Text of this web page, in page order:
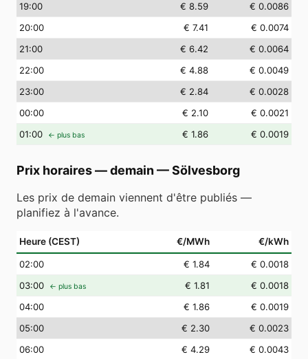
19:00 € 8.59
€ 0.0086
20:00 € 7.41
€ 0.0074
21:00 € 6.42
€ 0.0064
22:00 € 4.88
€ 0.0049
23:00 € 2.84
€ 0.0028
00:00 € 2.10
€ 0.0021
01:00 ← plus bas € 1.86 € 0.0019
Prix horaires — demain —Sölvesborg
Les prix de demain viennent d'être publiés —
planifiez à l'avance.
Heure (CEST) €/MWh €/kWh
02:00 € 1.84
€ 0.0018
03:00 ← plus bas € 1.81
€ 0.0018
04:00 € 1.86
€ 0.0019
05:00 € 2.30
€ 0.0023
06:00 € 4.29
€ 0.0043